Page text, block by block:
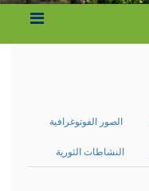
الصور الفوتوغرافية
النشاطات الثورية